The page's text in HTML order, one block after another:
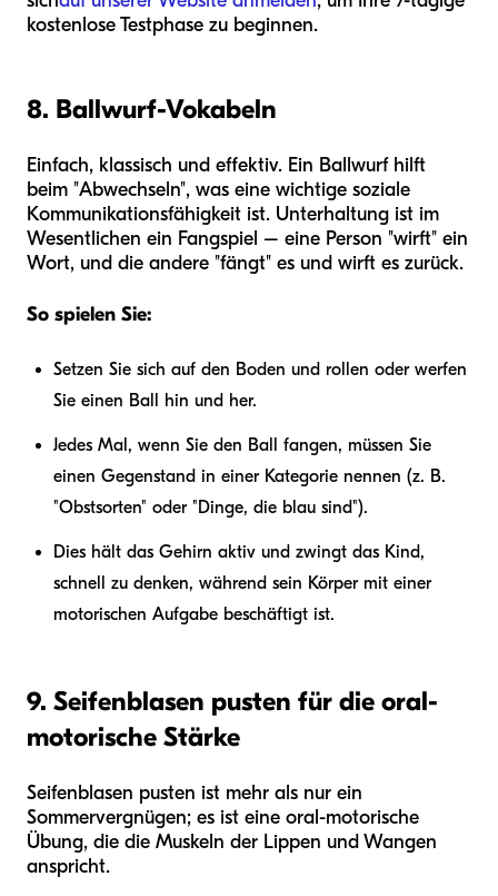
kostenlose Testphase zu beginnen.
8. Ballwurf-Vokabeln
Einfach, klassisch und effektiv. Ein Ballwurf hilft
beim "Abwechseln", was eine wichtige soziale
Kommunikationsfähigkeit ist. Unterhaltung ist im
Wesentlichen ein Fangspiel – eine Person "wirft" ein
Wort, und die andere "fängt" es und wirft es zurück.
So spielen Sie:
Setzen Sie sich auf den Boden und rollen oder werfen
Sie einen Ball hin und her.
Jedes Mal, wenn Sie den Ball fangen, müssen Sie
einen Gegenstand in einer Kategorie nennen (z. B.
"Obstsorten" oder "Dinge, die blau sind").
Dies hält das Gehirn aktiv und zwingt das Kind,
schnell zu denken, während sein Körper mit einer
motorischen Aufgabe beschäftigt ist.
9. Seifenblasen pusten für die oral-
motorische Stärke
Seifenblasen pusten ist mehr als nur ein
Sommervergnügen; es ist eine oral-motorische
Übung, die die Muskeln der Lippen und Wangen
anspricht.